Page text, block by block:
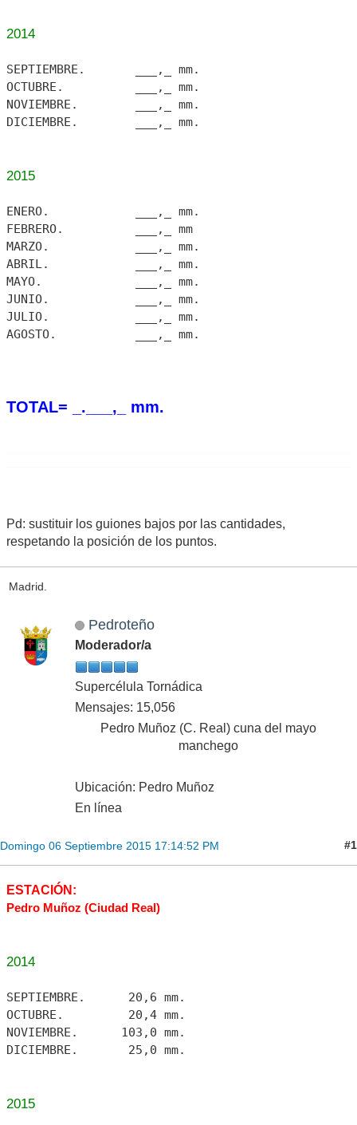
2014
SEPTIEMBRE. ___,_ mm.
OCTUBRE. ___,_ mm.
NOVIEMBRE. ___,_ mm.
DICIEMBRE. ___,_ mm.
2015
ENERO. ___,_ mm.
FEBRERO. ___,_ mm
MARZO. ___,_ mm.
ABRIL. ___,_ mm.
MAYO. ___,_ mm.
JUNIO. ___,_ mm.
JULIO. ___,_ mm.
AGOSTO. ___,_ mm.
TOTAL= _.___,_ mm.
Pd: sustituir los guiones bajos por las cantidades,
respetando la posición de los puntos.
Madrid.
Pedroteño
Moderador/a
Supercélula Tornádica
Mensajes: 15,056
Pedro Muñoz (C. Real) cuna del mayo
manchego
Ubicación: Pedro Muñoz
En línea
Domingo 06 Septiembre 2015 17:14:52 PM #1
ESTACIÓN:
Pedro Muñoz (Ciudad Real)
2014
SEPTIEMBRE. 20,6 mm.
OCTUBRE. 20,4 mm.
NOVIEMBRE. 103,0 mm.
DICIEMBRE. 25,0 mm.
2015